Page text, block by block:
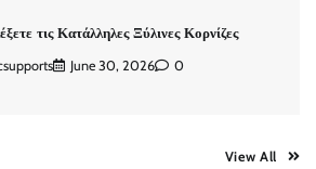
τις Κατάλληλες Ξύλινες Κορνίζες
June 30, 2026 0
View All